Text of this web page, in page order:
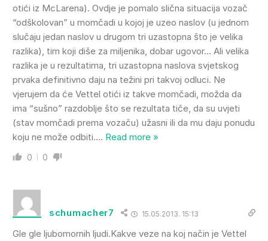
otići iz McLarena). Ovdje je pomalo slična situacija vozač
“odškolovan” u momčadi u kojoj je uzeo naslov (u jednom
slučaju jedan naslov u drugom tri uzastopna što je velika
razlika), tim koji diše za miljenika, dobar ugovor… Ali velika
razlika je u rezultatima, tri uzastopna naslova svjetskog
prvaka definitivno daju na težini pri takvoj odluci. Ne
vjerujem da će Vettel otići iz takve momčadi, možda da
ima “sušno” razdoblje što se rezultata tiče, da su uvjeti
(stav momčadi prema vozaču) užasni ili da mu daju ponudu
koju ne može odbiti.… Read more »
0 0
schumacher7 15.05.2013. 15:13
Gle gle ljubomornih ljudi.Kakve veze na koj način je Vettel